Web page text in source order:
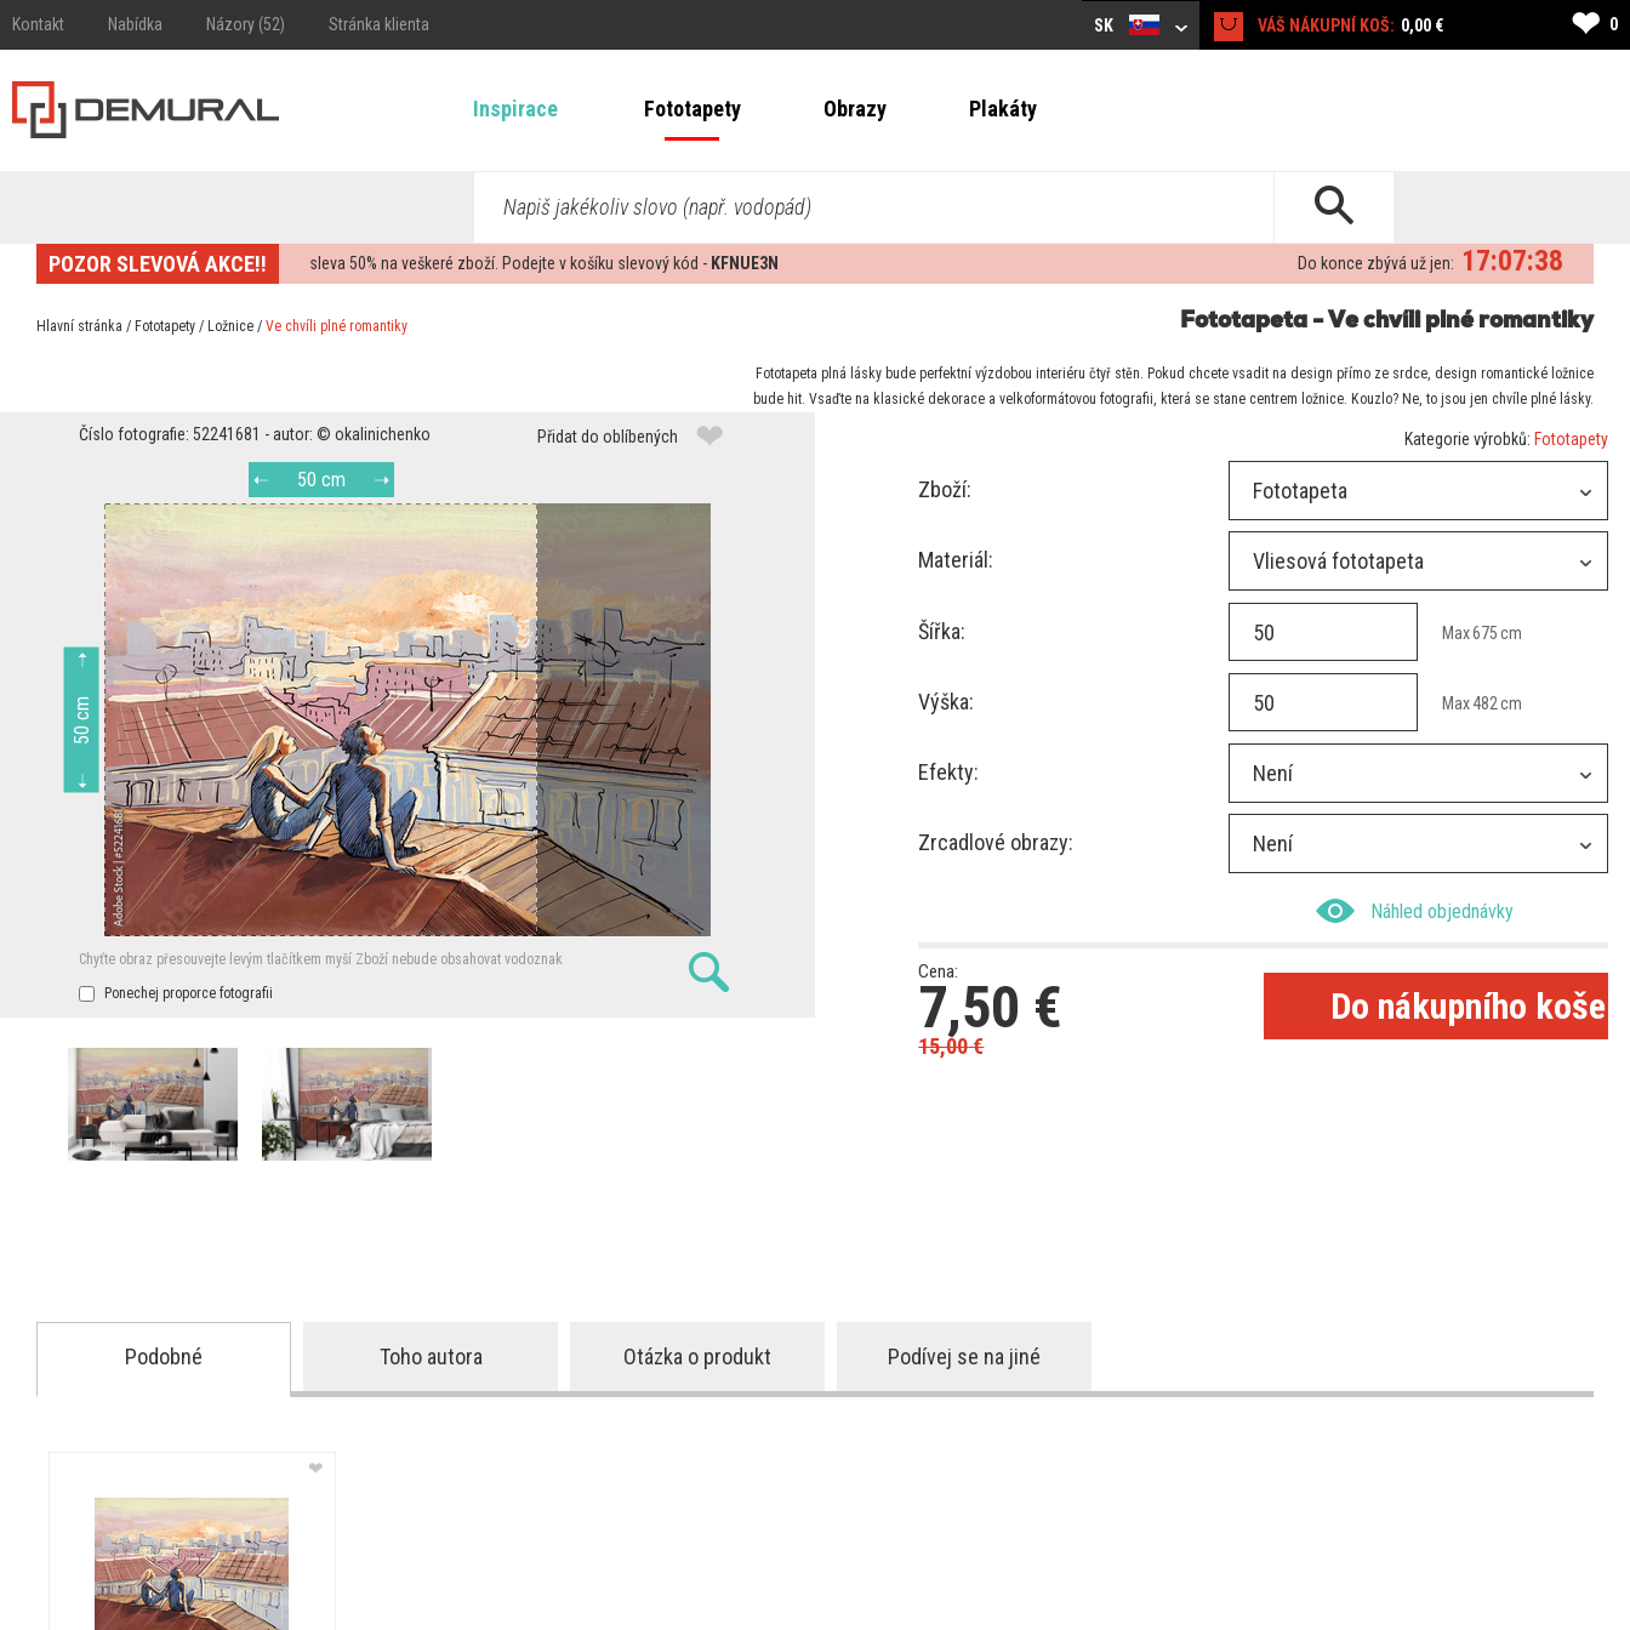
Kontakt Nabídka Názory (52) Stránka klienta SK VÁŠ NÁKUPNÍ KOŠ: 0,00 € ❤ 0
Inspirace Fototapety Obrazy Plakáty
Napiš jakékoliv slovo (např. vodopád)
POZOR SLEVOVÁ AKCE!! sleva50% na veškeré zboží. Podejte v košíku slevový kód - KFNUE3N 17:07:38
Do konce zbývá už jen:
Hlavní stránka / Fototapety / Ložnice / Ve chvíli plné romantiky Fototapeta - Ve chvíli plné romantiky
Fototapeta plná lásky bude perfektní výzdobou interiéru čtyř stěn. Pokud chcete vsadit na design přímo ze srdce, design romantické ložnice
bude hit. Vsaďte na klasické dekorace a velkoformátovou fotografii, která se stane centrem ložnice. Kouzlo? Ne, to jsou jen chvíle plné lásky.
Číslo fotografie: 52241681 - autor: © okalinichenko Přidat do oblíbených ❤
50 cm
50 cm
Chyťte obraz přesouvejte levým tlačítkem myší Zboží nebude obsahovat vodoznak
Ponechej proporce fotografii
Kategorie výrobků: Fototapety
Zboží: Fototapeta
Materiál: Vliesová fototapeta
Šířka: Max675 cm
Výška: Max482 cm
Efekty: Není
Zrcadlové obrazy: Není
Náhled objednávky
Cena:
7,50 €
15,00€
Podobné Toho autora Otázka o produkt Podívej se na jiné
❤